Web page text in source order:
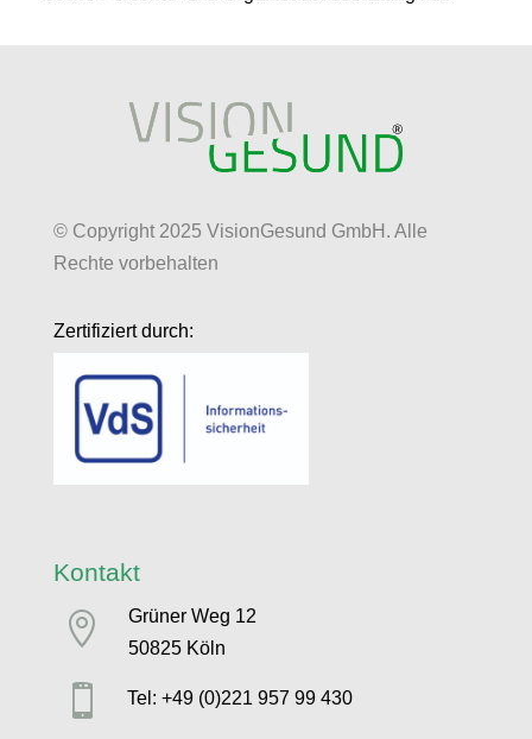
© Copyright 2025 VisionGesund GmbH. Alle
Rechte vorbehalten
Zertifiziert durch:
Kontakt

Grüner Weg 12
50825 Köln
 Tel: +49 (0)221 957 99 430